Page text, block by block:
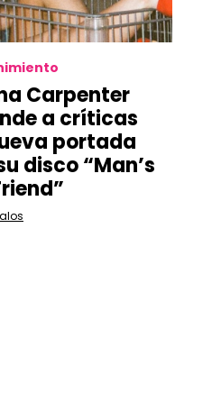
Carpenter
a críticas
portada
disco “Man’s